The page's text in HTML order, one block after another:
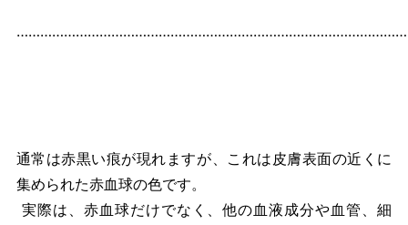
通常は赤黒い痕が現れますが、これは皮膚表面の近くに
集められた赤血球の色です。
実際は、赤血球だけでなく、他の血液成分や血管、細